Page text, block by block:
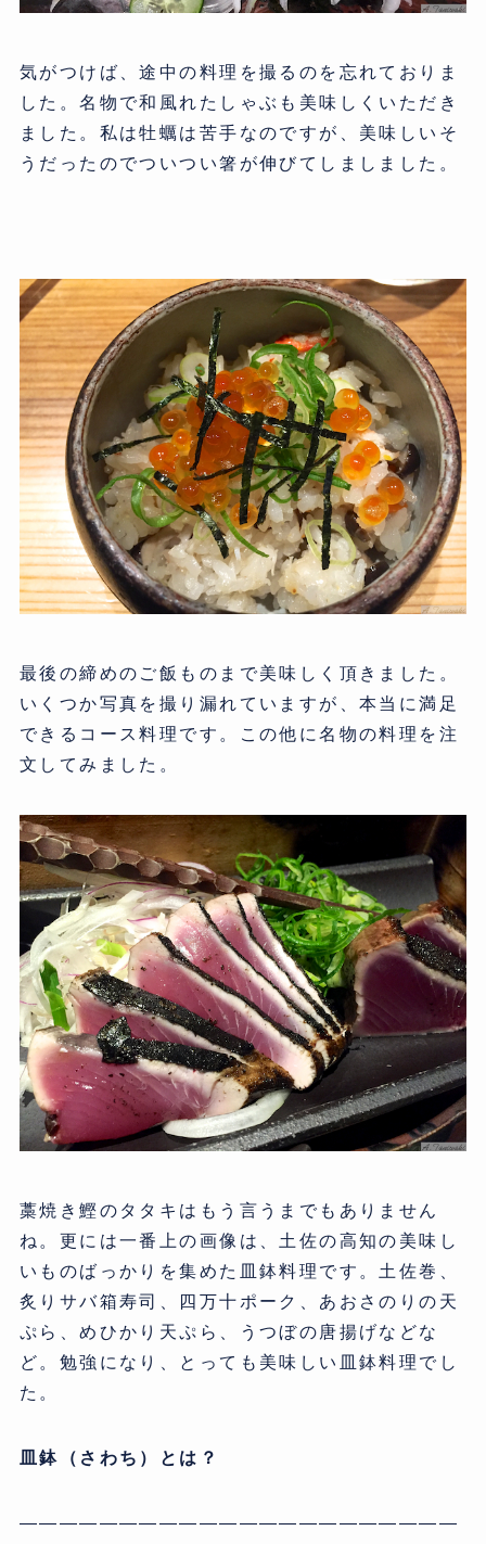
気がつけば、途中の料理を撮るのを忘れておりま
した。名物で和風れたしゃぶも美味しくいただき
ました。私は牡蠣は苦手なのですが、美味しいそ
うだったのでついつい箸が伸びてしましました。
最後の締めのご飯ものまで美味しく頂きました。
いくつか写真を撮り漏れていますが、本当に満足
できるコース料理です。この他に名物の料理を注
文してみました。
藁焼き鰹のタタキはもう言うまでもありません
ね。更には一番上の画像は、土佐の高知の美味し
いものばっかりを集めた皿鉢料理です。土佐巻、
炙りサバ箱寿司、四万十ポーク、あおさのりの天
ぷら、めひかり天ぷら、うつぼの唐揚げなどな
ど。勉強になり、とっても美味しい皿鉢料理でし
た。
皿鉢（さわち）とは？
——————————————————————